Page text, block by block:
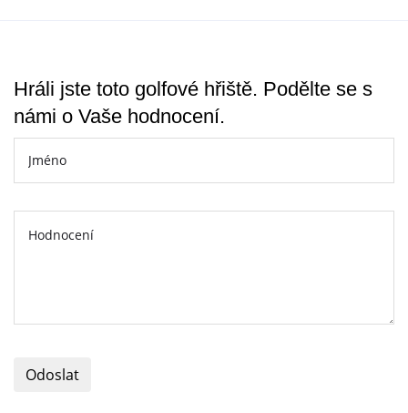
Hráli jste toto golfové hřiště. Podělte se s
námi o Vaše hodnocení.
Odoslat